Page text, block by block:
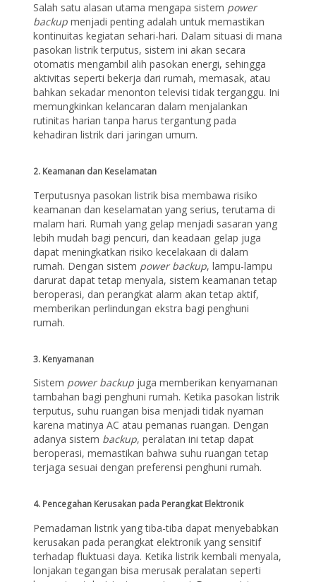
Salah satu alasan utama mengapa sistem power
backup menjadi penting adalah untuk memastikan
kontinuitas kegiatan sehari-hari. Dalam situasi di mana
pasokan listrik terputus, sistem ini akan secara
otomatis mengambil alih pasokan energi, sehingga
aktivitas seperti bekerja dari rumah, memasak, atau
bahkan sekadar menonton televisi tidak terganggu. Ini
memungkinkan kelancaran dalam menjalankan
rutinitas harian tanpa harus tergantung pada
kehadiran listrik dari jaringan umum.
2. Keamanan dan Keselamatan
Terputusnya pasokan listrik bisa membawa risiko
keamanan dan keselamatan yang serius, terutama di
malam hari. Rumah yang gelap menjadi sasaran yang
lebih mudah bagi pencuri, dan keadaan gelap juga
dapat meningkatkan risiko kecelakaan di dalam
rumah. Dengan sistem power backup, lampu-lampu
darurat dapat tetap menyala, sistem keamanan tetap
beroperasi, dan perangkat alarm akan tetap aktif,
memberikan perlindungan ekstra bagi penghuni
rumah.
3. Kenyamanan
Sistem power backup juga memberikan kenyamanan
tambahan bagi penghuni rumah. Ketika pasokan listrik
terputus, suhu ruangan bisa menjadi tidak nyaman
karena matinya AC atau pemanas ruangan. Dengan
adanya sistem backup, peralatan ini tetap dapat
beroperasi, memastikan bahwa suhu ruangan tetap
terjaga sesuai dengan preferensi penghuni rumah.
4. Pencegahan Kerusakan pada Perangkat Elektronik
Pemadaman listrik yang tiba-tiba dapat menyebabkan
kerusakan pada perangkat elektronik yang sensitif
terhadap fluktuasi daya. Ketika listrik kembali menyala,
lonjakan tegangan bisa merusak peralatan seperti